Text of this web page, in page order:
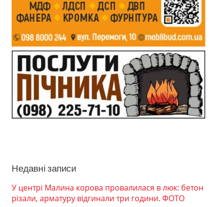
Недавні записи
У центрі Малина корова провалилася в люк: бетон
різали, арматуру відгинали три години. ФОТО